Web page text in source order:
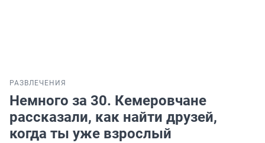
РАЗВЛЕЧЕНИЯ
Немного за 30. Кемеровчане
рассказали, как найти друзей,
когда ты уже взрослый